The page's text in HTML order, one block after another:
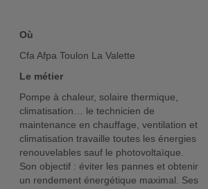
Où
Cfa Afpa Toulon La Valette
Le métier
Pompe à chaleur, solaire thermique,
climatisation… le technicien de
maintenance en chauffage, ventilation et
climatisation travaille toutes les énergies
renouvelables sauf le photovoltaïque.
Son objectif : éviter les pannes et obtenir
un rendement énergétique maximal. Ses